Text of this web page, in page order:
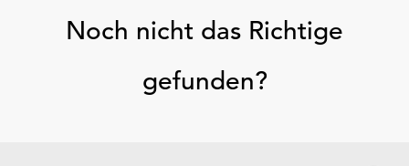
Noch nicht das Richtige
gefunden?